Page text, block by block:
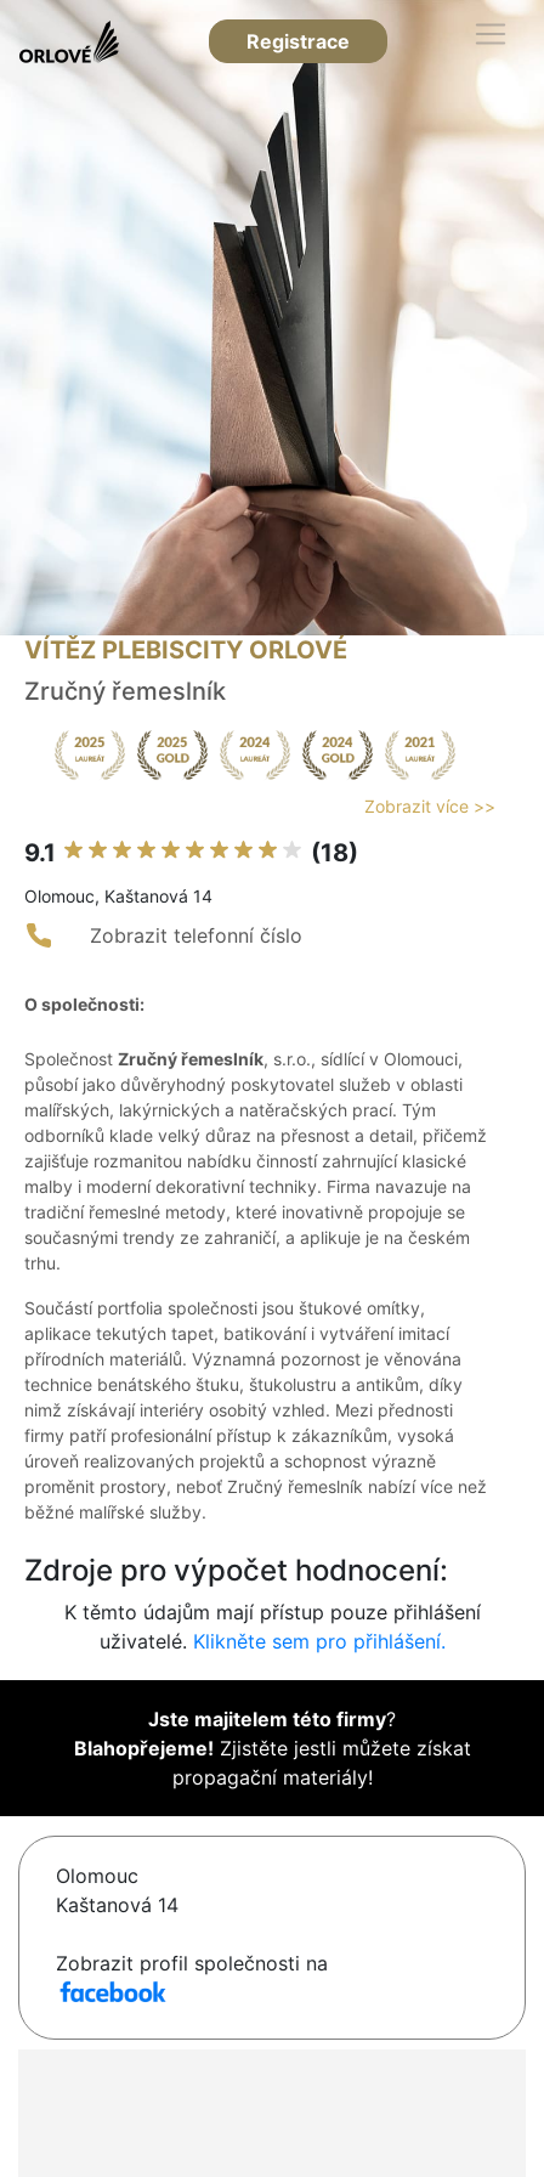
Registrace
VÍTĚZ PLEBISCITY ORLOVÉ
Zručný řemeslník
Zobrazit více >>
9.1 (18)
Olomouc, Kaštanová 14
Zobrazit telefonní číslo
O společnosti:
Společnost Zručný řemeslník, s.r.o., sídlící v Olomouci,
působí jako důvěryhodný poskytovatel služeb v oblasti
malířských, lakýrnických a natěračských prací. Tým
odborníků klade velký důraz na přesnost a detail, přičemž
zajišťuje rozmanitou nabídku činností zahrnující klasické
malby i moderní dekorativní techniky. Firma navazuje na
tradiční řemeslné metody, které inovativně propojuje se
současnými trendy ze zahraničí, a aplikuje je na českém
trhu.
Součástí portfolia společnosti jsou štukové omítky,
aplikace tekutých tapet, batikování i vytváření imitací
přírodních materiálů. Významná pozornost je věnována
technice benátského štuku, štukolustru a antikům, díky
nimž získávají interiéry osobitý vzhled. Mezi přednosti
firmy patří profesionální přístup k zákazníkům, vysoká
úroveň realizovaných projektů a schopnost výrazně
proměnit prostory, neboť Zručný řemeslník nabízí více než
běžné malířské služby.
Zdroje pro výpočet hodnocení:
K těmto údajům mají přístup pouze přihlášení
uživatelé. Klikněte sem pro přihlášení.
Jste majitelem této firmy?
Blahopřejeme! Zjistěte jestli můžete získat
propagační materiály!
Olomouc
Kaštanová 14
Zobrazit profil společnosti na